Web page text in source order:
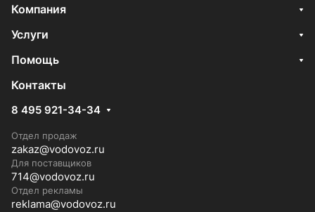
Компания
Услуги
Помощь
Контакты
8 495 921-34-34
Отдел продаж
zakaz@vodovoz.ru
Для поставщиков
714@vodovoz.ru
Отдел рекламы
reklama@vodovoz.ru